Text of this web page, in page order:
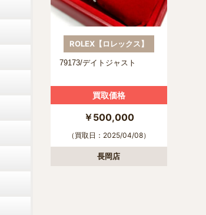
ROLEX【ロレックス】
79173/デイトジャスト
買取価格
￥500,000
（買取日：2025/04/08）
長岡店